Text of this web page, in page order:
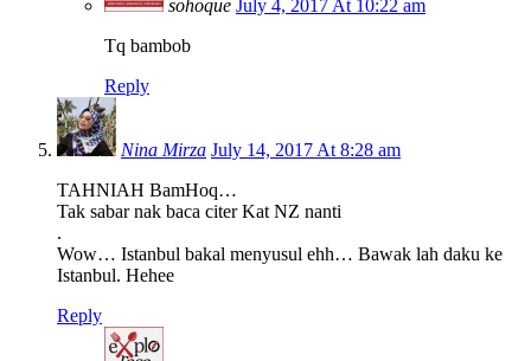
sohoque July 4, 2017 At 10:22 am
Tq bambob
Reply
Nina Mirza July 14, 2017 At 8:28 am
TAHNIAH BamHoq…
Tak sabar nak baca citer Kat NZ nanti
.
Wow… Istanbul bakal menyusul ehh… Bawak lah daku ke
Istanbul. Hehee
Reply